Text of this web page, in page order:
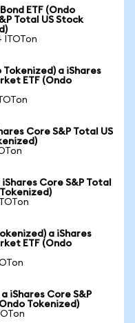
ETF (Ondo
Total US Stock
ITOTon
Tokenized) a iShares
ETF (Ondo
Core S&P Total US
Core S&P Total
a iShares
ETF (Ondo
iShares Core S&P
Tokenized)